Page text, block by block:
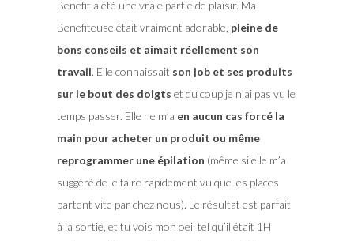
Benefit a été une vraie partie de plaisir. Ma
Benefiteuse était vraiment adorable, pleine de
bons conseils et aimait réellement son
travail. Elle connaissait son job et ses produits
sur le bout des doigts et du coup je n’ai pas vu le
temps passer. Elle ne m’a en aucun cas forcé la
main pour acheter un produit ou même
reprogrammer une épilation (même si elle m’a
suggéré de le faire rapidement vu que les places
partent vite par chez nous). Le résultat est parfait
à la sortie, et tu vois mon oeil tel qu’il était 1H